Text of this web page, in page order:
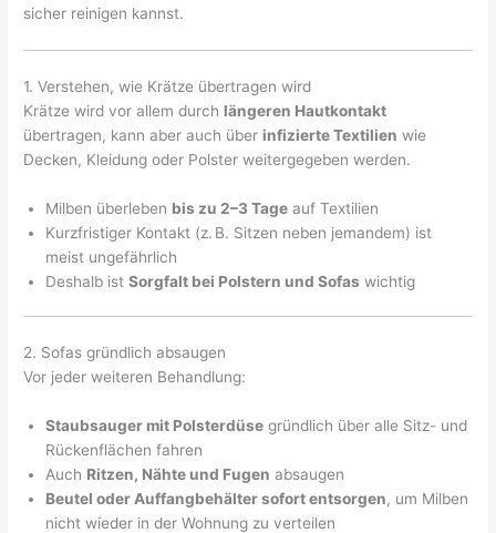
sicher reinigen kannst.
1. Verstehen, wie Krätze übertragen wird
Krätze wird vor allem durch längeren Hautkontakt
übertragen, kann aber auch über infizierte Textilien wie
Decken, Kleidung oder Polster weitergegeben werden.
Milben überleben bis zu 2–3 Tage auf Textilien
Kurzfristiger Kontakt (z. B. Sitzen neben jemandem) ist
meist ungefährlich
Deshalb istSorgfalt bei Polstern und Sofas wichtig
2. Sofas gründlich absaugen
Vor jeder weiteren Behandlung:
Staubsauger mit Polsterdüse gründlich über alle Sitz- und
Rückenflächen fahren
Auch Ritzen, Nähte und Fugen absaugen
Beutel oder Auffangbehälter sofort entsorgen, um Milben
nicht wieder in der Wohnung zu verteilen